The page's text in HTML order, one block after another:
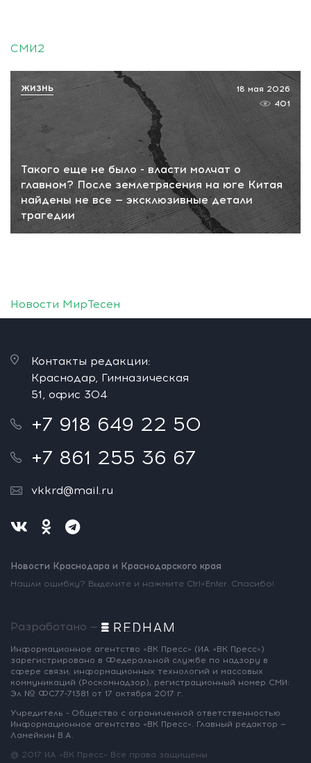
СМИ2
Такого еще не было - власти молчат о
главном? После землетрясения на юге Китая
найдены не все — эксклюзивные детали
трагедии
18 мая 2026
401
ЖИЗНЬ
Новости МирТесен
Контакты редакции:
Краснодар, Гимназическая
51, офис 304
+7 918 649 22 50
+7 861 255 36 67
vkkrd@mail.ru
Новости Краснодара и Краснодарского края
Нашли ошибку? Выделите и нажмите Ctrl+Enter. Спасибо!
Разработано —
Информационное агентство «ВК Пресс» (ИА «ВК Пресс»)
зарегистрировано в Федеральной службе по надзору в
сфере связи, информационных технологий и массовых
коммуникаций (Роскомнадзор), регистрационный номер СМИ:
Эл № ФС77-71381 от 17 октября 2017 г.
Учредитель - Общество с ограниченной ответственностью
Информационное агентство «ВК Пресс». Главный редактор —
Ламейкин В.А.
@ 2017 ИА «ВК Пресс» Все права защищены